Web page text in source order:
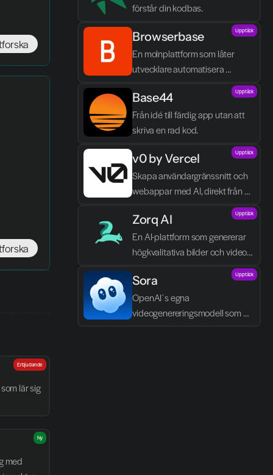
lär sig
Erbjudande
med
Ny
förstår din kodbas.
Browserbase
En molnplattform som låter
utvecklare automatisera
webbläsaruppgifter och bygga
AI-agenter utan egen
infrastruktur.
Upptäck
Base44
Från idé till färdig app utan att
skriva en rad kod.
Upptäck
v0 by Vercel
Skapa användargränssnitt och
webappar med AI, direkt från
Upptäck
Zorq AI
En AI-plattform som genererar
högkvalitativa bilder och videor
Upptäck
Sora
OpenAI´s egna
videogenereringsmodell som
Upptäck